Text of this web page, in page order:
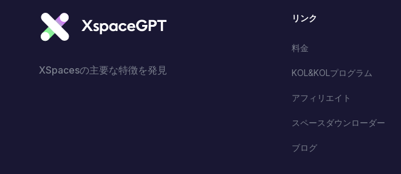
XSpacesの主要な特徴を発見
リンク
料金
KOL&KOLプログラム
アフィリエイト
スペースダウンローダー
ブログ